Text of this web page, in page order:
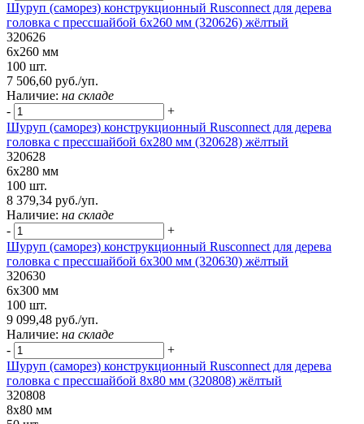
Шуруп (саморез) конструкционный Rusconnect для дерева
головка с прессшайбой 6х260 мм (320626) жёлтый
320626
6х260 мм
100 шт.
7 506,60 руб./уп.
Наличие: на складе
-
+
Шуруп (саморез) конструкционный Rusconnect для дерева
головка с прессшайбой 6х280 мм (320628) жёлтый
320628
6х280 мм
100 шт.
8 379,34 руб./уп.
Наличие: на складе
-
+
Шуруп (саморез) конструкционный Rusconnect для дерева
головка с прессшайбой 6х300 мм (320630) жёлтый
320630
6х300 мм
100 шт.
9 099,48 руб./уп.
Наличие: на складе
-
+
Шуруп (саморез) конструкционный Rusconnect для дерева
головка с прессшайбой 8х80 мм (320808) жёлтый
320808
8х80 мм